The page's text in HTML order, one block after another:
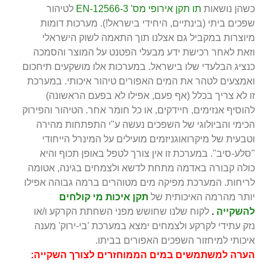
כשהן נושאות תו תקן אירופי מס' EN-12566-3
לטיהור
שפכים ביתי (בינתיים, היחידי בישראל!). מערכות דומות
מיוצרות במקביל גם אצלנו תוך התאמה לשוק הישראלי
וזאת לאחר רכישת ידע מבעלי הפטנט על המוצר והסמכה
כנציג הבלעדי שלו בישראל. במערכות אלו מושקעים תיחכום
ואמצעים לטהר את המים האפורים טיהור איכותי. במערכת
זו לא צריך בכלל (אף פעם, אפילו לא בפעם הראשונה)
להוסיף אנזימים, חיידקים, או כל חומר אחר. הטיהור והפירוק
הכימי והביולוגי של השפכים נעשה ע"י התפתחות מהירה
וטבעית של מיקרואוגניזמים מועילים על המינרל הייחודי
"סלע-סיב". במערכת זו אין צורך לטפל באופן תכוף והיא
כולה קבורה באדמה מתחת לדשא ולצמחים בגינה, אטומה
לריחות. המערכת מפיקה מים מטוהרים ברמה גבוהה אפילו
יותר מהרמה האיכותית של תקן איכות מי קולחים
להשקייה . לקוח שלנו שחושש מפני השחתת הקרקע ו/או
נזק עתידי לקרקע ולצמחים ימצא במערכת 'בי-ירוק' מענה
איכותי למיחזור השפכים האפורים בביתו.
הערה למשתמשים במים הממוחזרים לצורך השקייה: